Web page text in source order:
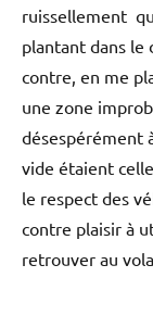
ruissellement
plantant dans le
contre, en me
une zone
désespérément
vide étaient
le respect des
contre plaisir à
retrouver au